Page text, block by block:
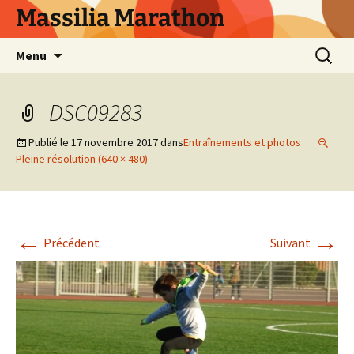
AllerMassilia Marathon
Menu
DSC09283
Publié le 17 novembre 2017dansEntraînements et photos
Pleine résolution (640 × 480)
← Précédent Suivant →